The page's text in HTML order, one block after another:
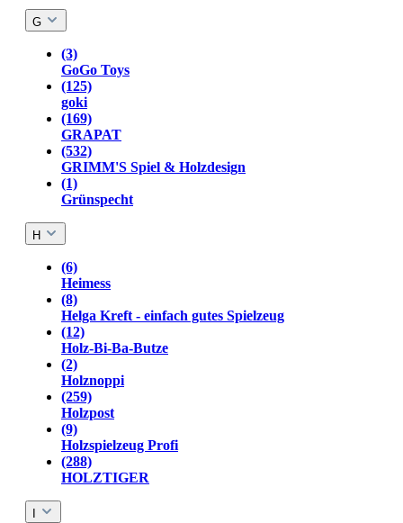
G
(3)
GoGo Toys
(125)
goki
(169)
GRAPAT
(532)
GRIMM'S Spiel & Holzdesign
(1)
Grünspecht
H
(6)
Heimess
(8)
Helga Kreft - einfach gutes Spielzeug
(12)
Holz-Bi-Ba-Butze
(2)
Holznoppi
(259)
Holzpost
(9)
Holzspielzeug Profi
(288)
HOLZTIGER